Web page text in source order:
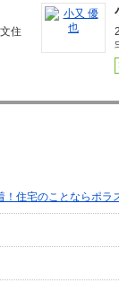
住
住宅のことならポラ